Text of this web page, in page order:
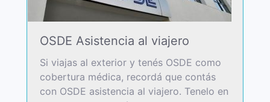
OSDE Asistencia al viajero
Si viajas al exterior y tenés OSDE como
cobertura médica, recordá que contás
con OSDE asistencia al viajero. Tenelo en